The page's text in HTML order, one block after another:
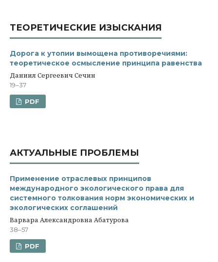
ТЕОРЕТИЧЕСКИЕ ИЗЫСКАНИЯ
Дорога к утопии вымощена противоречиями:
теоретическое осмысление принципа равенства
Даниил Сергеевич Сечин
19–37
PDF
АКТУАЛЬНЫЕ ПРОБЛЕМЫ
Применение отраслевых принципов
международного экологического права для
системного толкования норм экономических и
экологических соглашений
Варвара Александровна Абатурова
38–57
PDF